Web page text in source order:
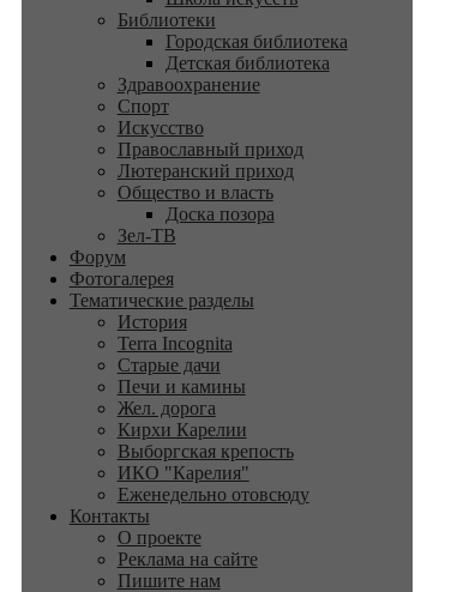
Библиотеки
Городская библиотека
Детская библиотека
Здравоохранение
Спорт
Искусство
Православный приход
Лютеранский приход
Общество и власть
Доска позора
Зел-ТВ
Форум
Фотогалерея
Тематические разделы
История
Terra Incognita
Старые дачи
Печи и камины
Жел. дорога
Кирхи Карелии
Выборгская крепость
ИКО "Карелия"
Еженедельно отовсюду
Контакты
О проекте
Реклама на сайте
Пишите нам